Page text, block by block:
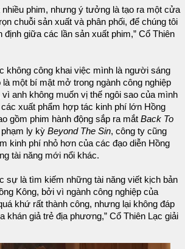
nhiều phim, nhưng ý tưởng là tạo ra một cửa
chuỗi sản xuất và phân phối, để chúng tôi
định giữa các lần sản xuất phim,” Cổ Thiên
không công khai việc mình là người sáng
là một bí mật mở trong ngành công nghiệp
vì anh không muốn vị thế ngôi sao của mình
xuất phẩm hợp tác kinh phí lớn Hồng
gồm phim hành động sắp ra mắt Back To
ly kỳ Beyond The Sin, công ty cũng
kinh phí nhỏ hơn của các đạo diễn Hồng
tài năng mới nổi khác.
sự là tìm kiếm những tài năng viết kịch bản
Kông, bởi vì ngành công nghiệp của
khứ rất thành công, nhưng lại không đáp
khán giả trẻ địa phương,” Cổ Thiên Lạc giải